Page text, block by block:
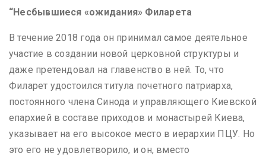
“Несбывшиеся «ожидания» Филарета
В течение 2018 года он принимал самое деятельное
участие в создании новой церковной структуры и
даже претендовал на главенство в ней. То, что
Филарет удостоился титула почетного патриарха,
постоянного члена Синода и управляющего Киевской
епархией в составе приходов и монастырей Киева,
указывает на его высокое место в иерархии ПЦУ. Но
это его не удовлетворило, и он, вместо